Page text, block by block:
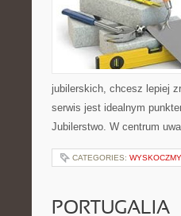
jubilerskich, chcesz lepiej
serwis jest idealnym
Jubilerstwo. W centrum
CATEGORIES: WYSKOCZMY
PORTUGALIA